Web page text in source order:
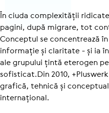
În ciuda complexității
pagini, după migrare, tot
Conceptul se concentrează
informație și claritate - și ia
ale grupului țintă eterogen
sofisticat.Din 2010,
grafică, tehnică și
internațional.